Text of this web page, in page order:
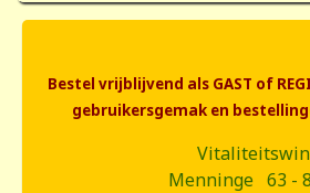
Bestel vrijblijvend als GAST of
gebruikersgemak en
Menninge 63 -